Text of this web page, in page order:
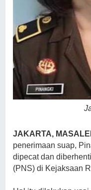
JAKARTA,
penerimaan suap,
dipecat dan
(PNS) di Kejaksaan